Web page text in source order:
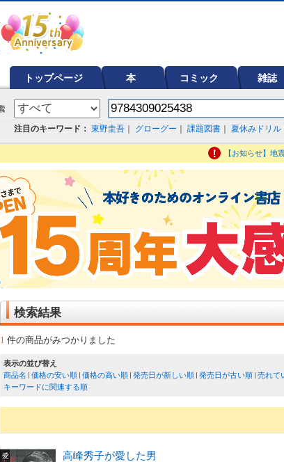
トップページ 本 コミック 雑誌
注目のキーワード： 東野圭吾 グローグー 課題図書 夏休みドリル
【お知らせ】地
検索結果
1 件の商品がみつかりました
表示の並び替え
商品名
価格の安い順 価格の高い順 発売日が新しい順 発売日が古い順 売れて
キーワードに関連する順
高峰秀子が愛した男